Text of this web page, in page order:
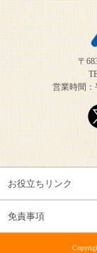
〒
営業時間
お役立ちリンク
免責事項